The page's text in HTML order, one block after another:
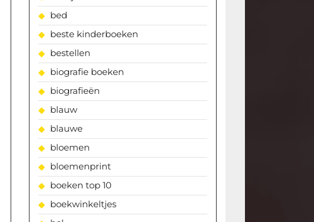
bed
beste kinderboeken
bestellen
biografie boeken
biografieën
blauw
blauwe
bloemen
bloemenprint
boeken top 10
boekwinkeltjes